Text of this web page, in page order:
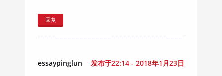
回复
essaypinglun 发布于22:14 - 2018年1月23日